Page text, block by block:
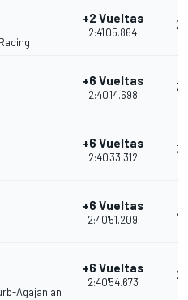
+2 Vueltas
2:41'05.864
+6 Vueltas
2:40'14.698
+6 Vueltas
2:40'33.312
+6 Vueltas
2:40'51.209
Agajanian
+6 Vueltas
2:40'54.673